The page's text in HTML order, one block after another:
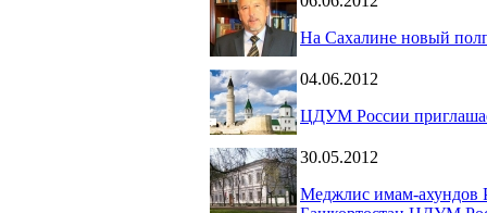
На Сахалине новый
04.06.2012
ЦДУМ России
30.05.2012
Меджлис имам-ахундов